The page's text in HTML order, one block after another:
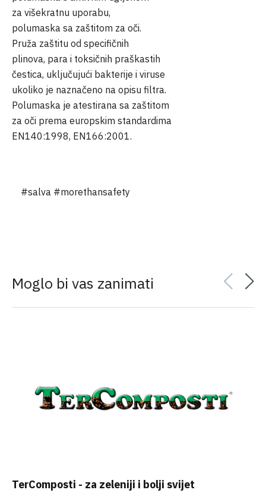
za višekratnu uporabu,
polumaska sa zaštitom za oči.
Pruža zaštitu od specifičnih
plinova, para i toksičnih praškastih
čestica, uključujući bakterije i viruse
ukoliko je naznačeno na opisu filtra.
Polumaska je atestirana sa zaštitom
za oči prema europskim standardima
EN140:1998, EN166:2001.
#salva #morethansafety
Moglo bi vas zanimati
TerComposti - za zeleniji i bolji svijet